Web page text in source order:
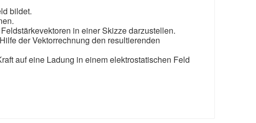
bildet.
in einer Skizze darzustellen.
der Vektorrechnung den resultierenden
auf eine Ladung in einem elektrostatischen Feld